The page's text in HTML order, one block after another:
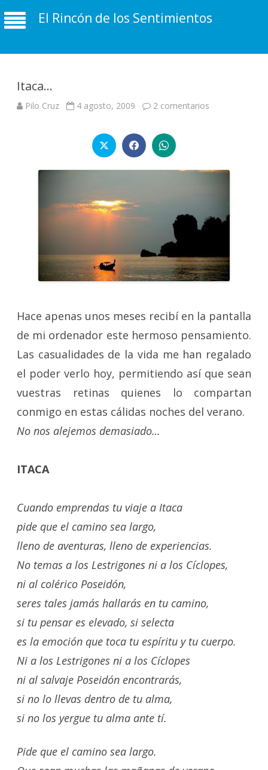
El Rincón de los Sentimientos
Itaca…
Pilo Cruz 4 agosto, 2009 2 comentarios
Hace apenas unos meses recibí en la pantalla
de mi ordenador este hermoso pensamiento.
Las casualidades de la vida me han regalado
el poder verlo hoy, permitiendo así que sean
vuestras retinas quienes lo compartan
conmigo en estas cálidas noches del verano.
No nos alejemos demasiado…
ITACA
Cuando emprendas tu viaje a Itaca
pide que el camino sea largo,
lleno de aventuras, lleno de experiencias.
No temas a los Lestrigones ni a los Cíclopes,
ni al colérico Poseidón,
seres tales jamás hallarás en tu camino,
si tu pensar es elevado, si selecta
es la emoción que toca tu espíritu y tu cuerpo.
Ni a los Lestrigones ni a los Cíclopes
ni al salvaje Poseidón encontrarás,
si no lo llevas dentro de tu alma,
si no los yergue tu alma ante tí.
Pide que el camino sea largo.